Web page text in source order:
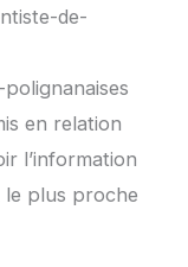
de-
en relation
l’information
plus proche